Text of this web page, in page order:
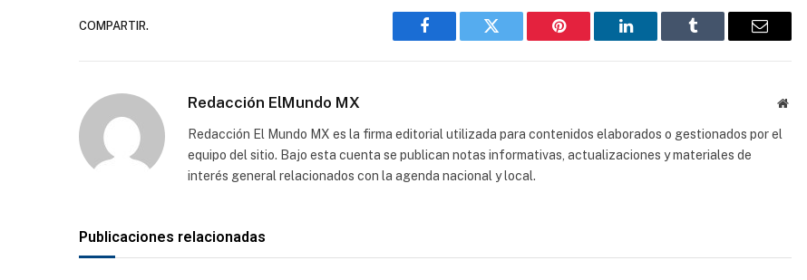
COMPARTIR.
Facebook Gorjeo Pinterest LinkedIn Tumblr
Correo
Redacción ElMundo MX
Sitio
Redacción El Mundo MX es la firma editorial utilizada para contenidos elaborados o gestionados por el
equipo del sitio. Bajo esta cuenta se publican notas informativas, actualizaciones y materiales de
interés general relacionados con la agenda nacional y local.
Publicaciones relacionadas